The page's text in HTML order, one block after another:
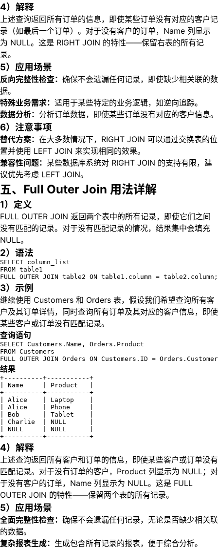
4）解释
上述查询返回所有订单的信息，即使某些订单没有对应的客户记
录（如最后一个订单）。对于没有客户的订单，Name 列显示
为 NULL。这是 RIGHT JOIN 的特性——保留右表的所有记
录。
5）应用场景
反向完整性检查： 确保不会遗漏任何记录，即使缺少相关联的数
据。
特殊业务需求： 适用于某些特定的业务逻辑，如逆向追踪。
数据分析： 分析订单数据，即使某些订单没有对应的客户信息。
6）注意事项
替代方案： 在大多数情况下，RIGHT JOIN 可以通过交换表的位
置并使用 LEFT JOIN 来实现相同的效果。
兼容性问题： 某些数据库系统对 RIGHT JOIN 的支持有限，建
议优先考虑 LEFT JOIN。
五、Full Outer Join 用法详解
1）定义
FULL OUTER JOIN 返回两个表中的所有记录，即使它们之间
没有匹配的记录。对于没有匹配记录的情况，结果集中会填充
NULL。
2）语法
SELECT column_list
FROM table1
FULL OUTER JOIN table2 ON table1.column = table2.column;
3）示例
继续使用 Customers 和 Orders 表，假设我们希望查询所有客
户及其订单详情，同时查询所有订单及其对应的客户信息，即使
某些客户或订单没有匹配记录。
查询语句
SELECT Customers.Name, Orders.Product
FROM Customers
FULL OUTER JOIN Orders ON Customers.ID =
结果
+----------+-----------+
| Name     | Product   |
+----------+-----------+
| Alice    | Laptop    |
| Alice    | Phone     |
| Bob      | Tablet    |
| Charlie  | NULL      |
| NULL     | NULL      |
+----------+-----------+
4）解释
上述查询返回所有客户和订单的信息，即使某些客户或订单没有
匹配记录。对于没有订单的客户，Product 列显示为 NULL；对
于没有客户的订单，Name 列显示为 NULL。这是 FULL
OUTER JOIN 的特性——保留两个表的所有记录。
5）应用场景
全面完整性检查： 确保不会遗漏任何记录，无论是否缺少相关联
的数据。
复杂报表生成： 生成包含所有记录的报表，便于综合分析。